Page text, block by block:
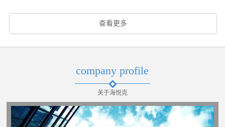
查看更多
company profile
关于海悦克